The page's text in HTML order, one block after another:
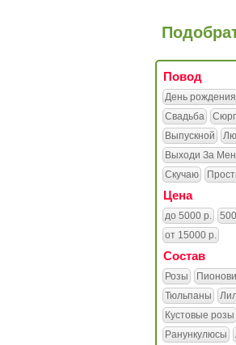
Повод
День рождения
Свадьба
Выпускной
Выходи За
Скучаю
Цена
до 5000 р.
от 15000 р.
Состав
Розы
Тюльпаны
Кустовые розы
Ранункулюсы